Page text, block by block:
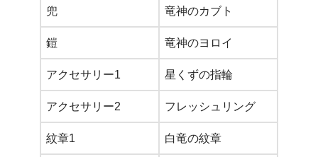
兜 竜神のカブト
鎧 竜神のヨロイ
アクセサリー1 星くずの指輪
アクセサリー2 フレッシュリング
紋章1 白竜の紋章